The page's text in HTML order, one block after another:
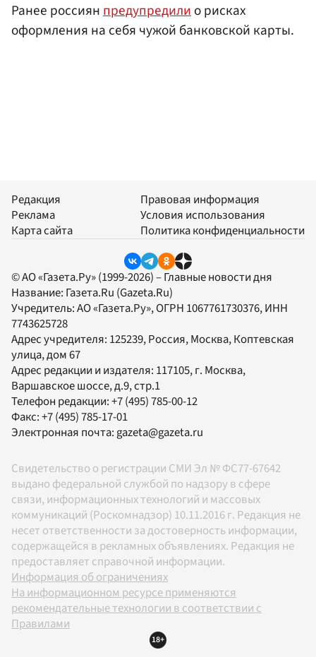
Ранее россиянпредупредилио рисках
оформления на себя чужой банковской карты.
Редакция
Реклама
Карта сайта
Правовая информация
Условия использования
Политика конфиденциальности
© АО «Газета.Ру» (1999-2026) – Главные новости дня
Название: Газета.Ru (Gazeta.Ru)
Учредитель:АО «Газета.Ру», ОГРН 1067761730376, ИНН
7743625728
Адрес учредителя: 125239, Россия, Москва, Коптевская
улица, дом 67
Адрес редакции и издателя: 117105, г. Москва,
Варшавское шоссе, д.9, стр.1
Телефон редакции:+7 (495) 785-00-12
Факс:+7 (495) 785-17-01
Электронная почта: gazeta@gazeta.ru
Свидетельство о регистрации СМИ Эл № ФС77-67642
выдано федеральной службой по надзору в сфере
связи, информационных технологий и массовых
коммуникаций (Роскомнадзор) 10.11.2016 г. Редакция не
несет ответственности за достоверность информации,
содержащейся в рекламных объявлениях. Редакция не
предоставляет справочной информации.
Информация об ограничениях
На информационном ресурсе применяются
рекомендательные технологии в соответствии с
Правилами
18+